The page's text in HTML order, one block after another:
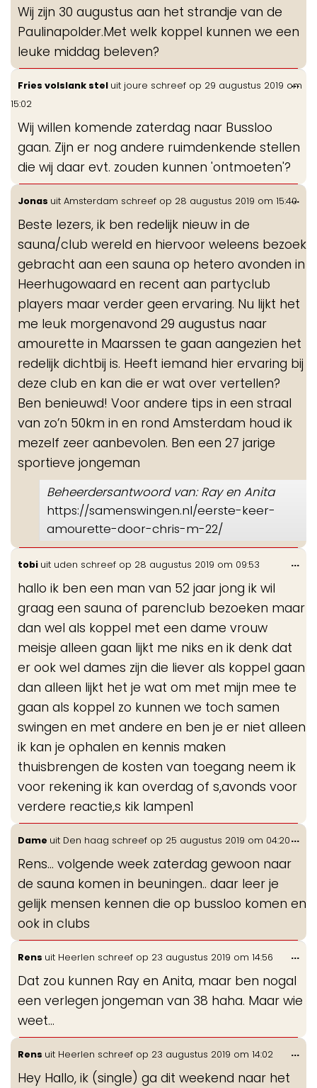
Wij zijn 30 augustus aan het strandje van de
Paulinapolder.Met welk koppel kunnen we een
leuke middag beleven?
Fries volslank stel uit joure schreef op 29 augustus 2019 om
15:02
Wij willen komende zaterdag naar Bussloo
gaan. Zijn er nog andere ruimdenkende stellen
die wij daar evt. zouden kunnen 'ontmoeten'?
...
Jonas uit Amsterdam schreef op 28 augustus 2019 om 15:40
Beste lezers, ik ben redelijk nieuw in de
sauna/club wereld en hiervoor weleens bezoek
gebracht aan een sauna op hetero avonden in
Heerhugowaard en recent aan partyclub
players maar verder geen ervaring. Nu lijkt het
me leuk morgenavond 29 augustus naar
amourette in Maarssen te gaan aangezien het
redelijk dichtbij is. Heeft iemand hier ervaring bij
deze club en kan die er wat over vertellen?
Ben benieuwd! Voor andere tips in een straal
van zo’n 50km in en rond Amsterdam houd ik
mezelf zeer aanbevolen. Ben een 27 jarige
sportieve jongeman
Beheerdersantwoord van: Ray en Anita
https://samenswingen.nl/eerste-keer-
amourette-door-chris-m-22/
...
tobi uit uden schreef op 28 augustus 2019 om 09:53
hallo ik ben een man van 52 jaar jong ik wil
graag een sauna of parenclub bezoeken maar
dan wel als koppel met een dame vrouw
meisje alleen gaan lijkt me niks en ik denk dat
er ook wel dames zijn die liever als koppel gaan
dan alleen lijkt het je wat om met mijn mee te
gaan als koppel zo kunnen we toch samen
swingen en met andere en ben je er niet alleen
ik kan je ophalen en kennis maken
thuisbrengen de kosten van toegang neem ik
voor rekening ik kan overdag of s,avonds voor
verdere reactie,s kik lampen1
...
Dame uit Den haag schreef op 25 augustus 2019 om 04:20
Rens... volgende week zaterdag gewoon naar
de sauna komen in beuningen.. daar leer je
gelijk mensen kennen die op bussloo komen en
ook in clubs
...
Rens uit Heerlen schreef op 23 augustus 2019 om 14:56
Dat zou kunnen Ray en Anita, maar ben nogal
een verlegen jongeman van 38 haha. Maar wie
weet...
...
Rens uit Heerlen schreef op 23 augustus 2019 om 14:02
Hey Hallo, ik (single) ga dit weekend naar het
...